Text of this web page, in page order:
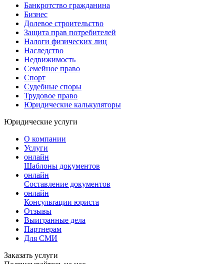
Банкротство гражданина
Бизнес
Долевое строительство
Защита прав потребителей
Налоги физических лиц
Наследство
Недвижимость
Семейное право
Спорт
Судебные споры
Трудовое право
Юридические калькуляторы
Юридические услуги
О компании
Услуги
онлайн
Шаблоны документов
онлайн
Составление документов
онлайн
Консультации юриста
Отзывы
Выигранные дела
Партнерам
Для СМИ
Заказать услуги